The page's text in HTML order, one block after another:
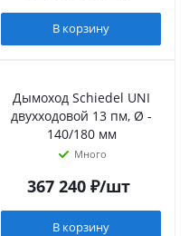
В корзину
Дымоход Schiedel UNI
двухходовой 13 пм, Ø -
140/180 мм
Много
367 240₽/шт
В корзину